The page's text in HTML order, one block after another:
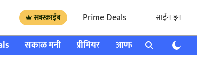
सबस्क्राईब Prime Deals साईन इन
सकाळ मनी प्रीमियर आणखी राशी भविष्य